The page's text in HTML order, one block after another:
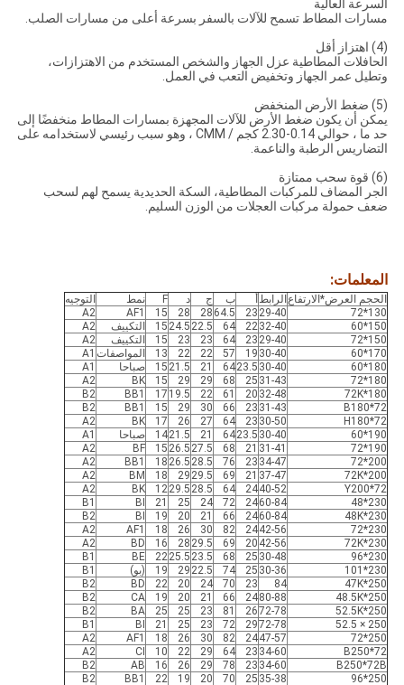
السرعة العالية
مسارات المطاط تسمح للآلات بالسفر بسرعة أعلى من مسارات الصلب.
(4) اهتزاز أقل
الحافلات المطاطية عزل الجهاز والشخص المستخدم من الاهتزازات،
وتطيل عمر الجهاز وتخفيض التعب في العمل.
(5) ضغط الأرض المنخفض
يمكن أن يكون ضغط الأرض للآلات المجهزة بمسارات المطاط منخفضًا إلى
حد ما ، حوالي 0.14-2.30 كجم / CMM ، وهو سبب رئيسي لاستخدامه على
التضاريس الرطبة والناعمة.
(6) قوة سحب ممتازة
الجر المضاف للمركبات المطاطية، السكة الحديدية يسمح لهم لسحب
ضعف حمولة مركبات العجلات من الوزن السليم.
المعلمات:
الحجم العرض*الارتفاعالرابطأ ب ج د F نمط
التوجيه
130*72
29-40
23
64.5
28
28
15
AF1
A2
150*60
32-40
22
64
22.5
24.5
15 التكييف
A2
150*72
29-40
23
64
23
23
15 التكييف
A2
170*60
30-40
19
57
22
22
13 المواصفات A1
180*60
30-40
23.5
64
21
21.5
15 صباحا
A1
180*72
31-43
25
68
29
29
15
BK
A2
180*72K
32-48
20
61
22
19.5
17
BB1
B2
B180*72
31-43
23
66
30
29
15
BB1
B2
H180*72
30-50
23
64
27
26
17
BK
A2
190*60
30-40
23.5
64
21
21.5
14 صباحا
A1
190*72
31-41
21
68
27.5
26.5
15
BF
A2
200*72
34-47
23
76
28.5
26.5
18
BB1
A2
200*72K
37-47
21
69
29.5
29
18
BM
A2
Y200*72
40-52
24
64
28.5
29.5
12
BK
A2
230*48
60-84
24
72
24
25
21
BI
B1
230*48K
60-84
24
66
21
20
19
BI
B2
230*72
42-56
24
82
30
26
18
AF1
A2
230*72K
42-56
20
69
29.5
28
16
BD
A2
230*96
30-48
25
68
23.5
25.5
22
BE
B1
230*101
30-36
25
74
22.5
29
19 (بو)
B1
250*47K
84
23
70
24
20
22
BD
B2
250*48.5K
80-88
24
66
21
20
19
CA
B2
250*52.5K
72-78
26
81
23
25
25
BA
B2
250 × 52.5
72-78
29
72
23
25
21
BI
B1
250*72
47-57
24
82
30
26
18
AF1
A2
B250*72
34-60
23
64
29
22
10
CI
A2
B250*72B
34-60
23
78
29
26
16
AB
B2
250*96
35-38
25
70
20
19
22
BB1
B2